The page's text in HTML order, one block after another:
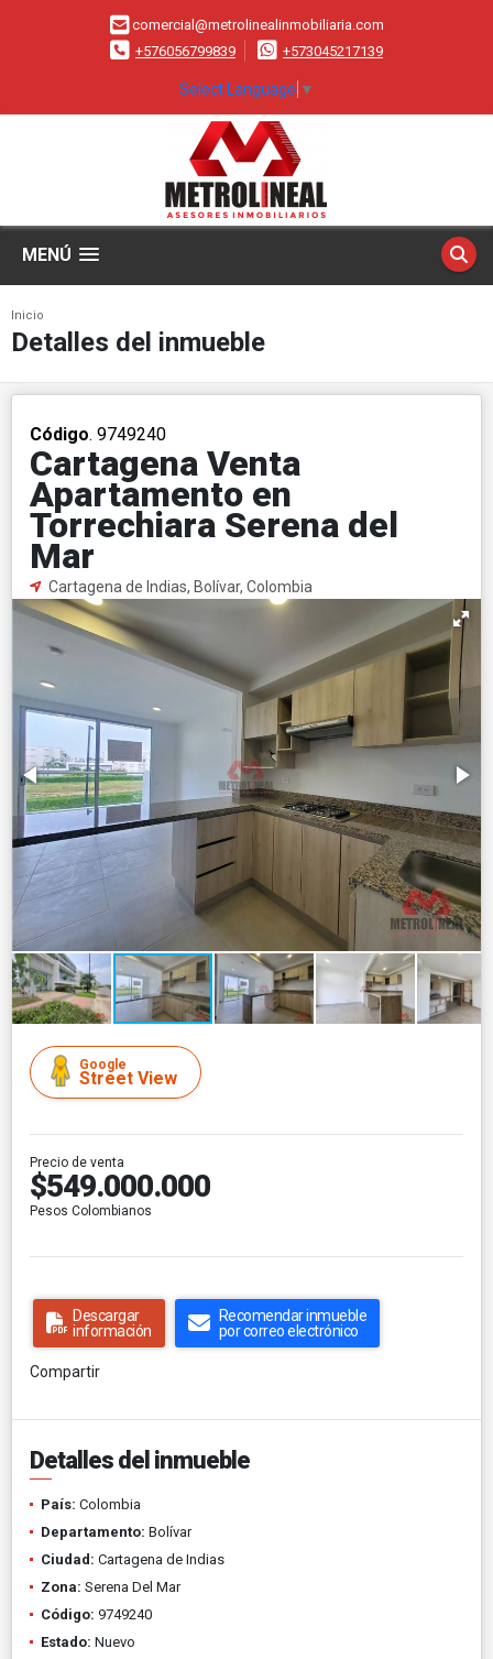
comercial@metrolinealinmobiliaria.com
+576056799839
+573045217139
Select Language ▼
MENÚ
Inicio
Detalles del inmueble
Código. 9749240
Cartagena Venta
Apartamento en
Torrechiara Serena del
Mar
Cartagena de Indias, Bolívar, Colombia
Google
Street View
Precio de venta
$549.000.000
Pesos Colombianos
Descargar
información
Recomendar inmueble
por correo electrónico
Compartir
Detalles del inmueble
País: Colombia
Departamento: Bolívar
Ciudad: Cartagena de Indias
Zona: Serena Del Mar
Código: 9749240
Estado: Nuevo